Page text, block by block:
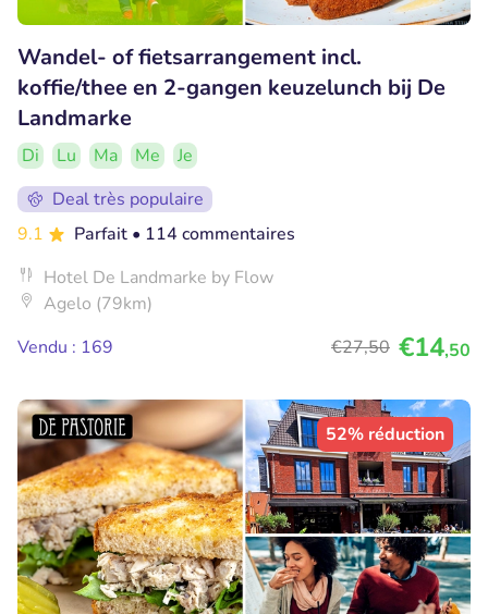
Wandel- of fietsarrangement incl.
koffie/thee en 2-gangen keuzelunch bij De
Landmarke
Di Lu Ma Me
Je
Deal très populaire
9.1
Parfait • 114 commentaires
Hotel De Landmarke by Flow
Agelo (79km)
Vendu : 169
€27,50 €14,50
52% réduction